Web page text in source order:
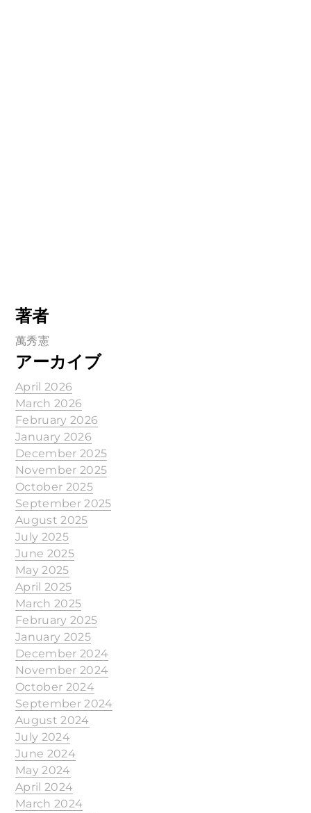
著者
萬秀憲
アーカイブ
April 2026
March 2026
February 2026
January 2026
December 2025
November 2025
October 2025
September 2025
August 2025
July 2025
June 2025
May 2025
April 2025
March 2025
February 2025
January 2025
December 2024
November 2024
October 2024
September 2024
August 2024
July 2024
June 2024
May 2024
April 2024
March 2024